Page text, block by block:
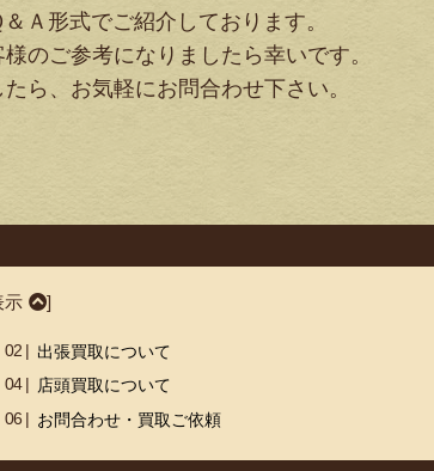
Ａ形式でご紹介しております。
のご参考になりましたら幸いです。
ら、お気軽にお問合わせ下さい。
示 ]
出張買取について
店頭買取について
お問合わせ・買取ご依頼